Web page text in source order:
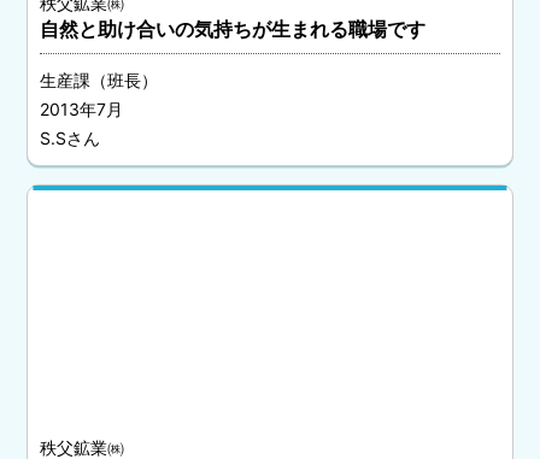
自然と助け合いの気持ちが生まれる職場です
生産課（班長）
2013年7月
S.Sさん
秩父鉱業㈱